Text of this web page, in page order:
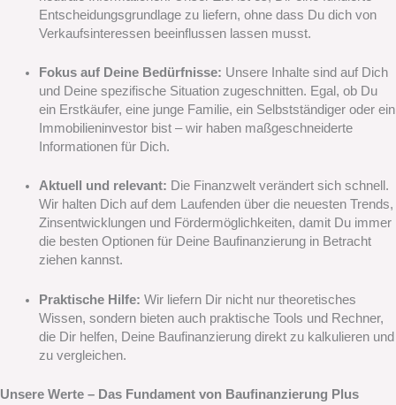
Entscheidungsgrundlage zu liefern, ohne dass Du dich von
Verkaufsinteressen beeinflussen lassen musst.
Fokus auf Deine Bedürfnisse: Unsere Inhalte sind auf Dich
und Deine spezifische Situation zugeschnitten. Egal, ob Du
ein Erstkäufer, eine junge Familie, ein Selbstständiger oder ein
Immobilieninvestor bist – wir haben maßgeschneiderte
Informationen für Dich.
Aktuell und relevant: Die Finanzwelt verändert sich schnell.
Wir halten Dich auf dem Laufenden über die neuesten Trends,
Zinsentwicklungen und Fördermöglichkeiten, damit Du immer
die besten Optionen für Deine Baufinanzierung in Betracht
ziehen kannst.
Praktische Hilfe: Wir liefern Dir nicht nur theoretisches
Wissen, sondern bieten auch praktische Tools und Rechner,
die Dir helfen, Deine Baufinanzierung direkt zu kalkulieren und
zu vergleichen.
Unsere Werte – Das Fundament von Baufinanzierung Plus